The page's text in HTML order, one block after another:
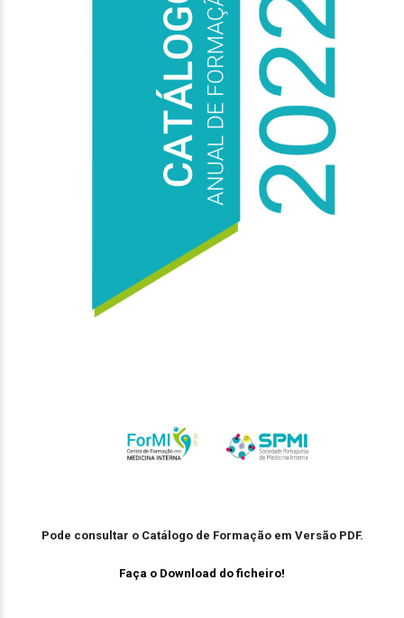
Pode consultar o Catálogo de Formação em Versão PDF.
Faça o Download do ficheiro!